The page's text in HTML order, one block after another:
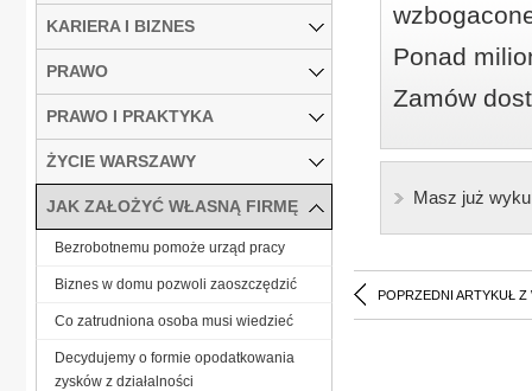
Ponad
Zamów
Masz już
POPRZEDNI ARTYKUŁ Z
KARIERA I BIZNES
PRAWO
PRAWO I PRAKTYKA
ŻYCIE WARSZAWY
JAK ZAŁOŻYĆ WŁASNĄ FIRMĘ
Bezrobotnemu pomoże urząd pracy
Biznes w domu pozwoli zaoszczędzić
Co zatrudniona osoba musi wiedzieć
Decydujemy o formie opodatkowania
zysków z działalności